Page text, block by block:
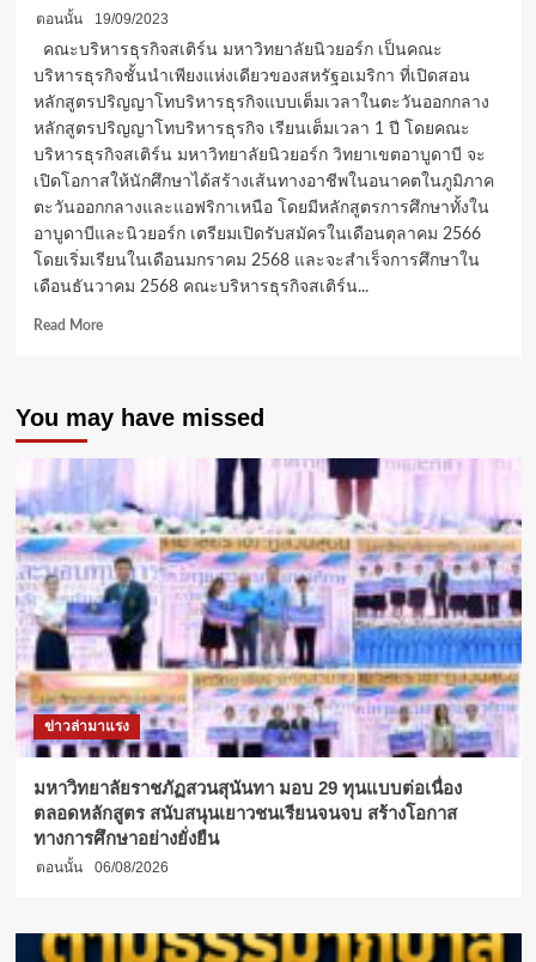
ตอนนั้น
19/09/2023
คณะบริหารธุรกิจสเติร์น มหาวิทยาลัยนิวยอร์ก เป็นคณะ
บริหารธุรกิจชั้นนำเพียงแห่งเดียวของสหรัฐอเมริกา ที่เปิดสอน
หลักสูตรปริญญาโทบริหารธุรกิจแบบเต็มเวลาในตะวันออกกลาง
หลักสูตรปริญญาโทบริหารธุรกิจ เรียนเต็มเวลา 1 ปี โดยคณะ
บริหารธุรกิจสเติร์น มหาวิทยาลัยนิวยอร์ก วิทยาเขตอาบูดาบี จะ
เปิดโอกาสให้นักศึกษาได้สร้างเส้นทางอาชีพในอนาคตในภูมิภาค
ตะวันออกกลางและแอฟริกาเหนือ โดยมีหลักสูตรการศึกษาทั้งใน
อาบูดาบีและนิวยอร์ก เตรียมเปิดรับสมัครในเดือนตุลาคม 2566
โดยเริ่มเรียนในเดือนมกราคม 2568 และจะสำเร็จการศึกษาใน
เดือนธันวาคม 2568 คณะบริหารธุรกิจสเติร์น...
Read MoreRead
บริหาร
ธุรกิจ
ส
มหาวิทยาลัย
นิวยอร์ก
จับ
มือ
มหาวิทยาลัย
นิวยอร์ก
วิทยาเขต
อา
บูด
าบี
เปิด
ตัว
หลักสูตร
ปริญญา
โท
บริหารธุรกิจ
เรียน
1
You may have missed
ข่าวล่ามาแรง
มหาวิทยาลัยราชภัฏสวนสุนันทา มอบ 29 ทุนแบบต่อเนื่อง
ตลอดหลักสูตร สนับสนุนเยาวชนเรียนจนจบ สร้างโอกาส
ทางการศึกษาอย่างยั่งยืน
ตอนนั้น 06/08/2026